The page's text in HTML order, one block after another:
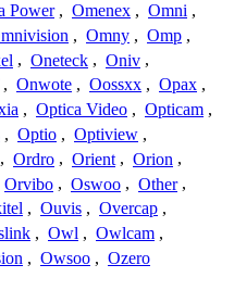
Power , Omenex , Omni ,
, Omny , Omp ,
, Oneteck , Oniv ,
, Onwote , Oossxx , Opax ,
, Optica Video , Opticam ,
, Optio , Optiview ,
, Ordro , Orient , Orion ,
Orvibo , Oswoo , Other ,
, Ouvis , Overcap ,
, Owl , Owlcam ,
, Owsoo , Ozero